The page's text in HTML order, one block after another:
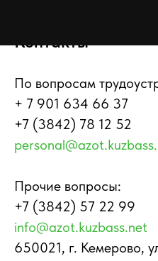
Контакты
По вопросам
+ 7 901 634 66 37
+7 (3842) 78 12 52
Прочие вопросы:
+7 (3842) 57 22 99
info@azot.kuzbass.net
650021, г. Кемерово,